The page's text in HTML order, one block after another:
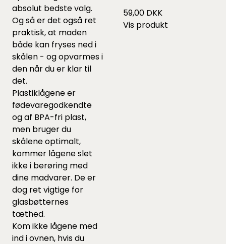
absolut bedste valg.
Og så er det også ret
praktisk, at maden
både kan fryses ned i
skålen - og opvarmes i
den når du er klar til
det.
Plastiklågene er
fødevaregodkendte
og af BPA-fri plast,
men bruger du
skålene optimalt,
kommer lågene slet
ikke i berøring med
dine madvarer. De er
dog ret vigtige for
glasbøtternes
tæthed.
Kom ikke lågene med
ind i ovnen, hvis du
59,00 DKK
Vis produkt